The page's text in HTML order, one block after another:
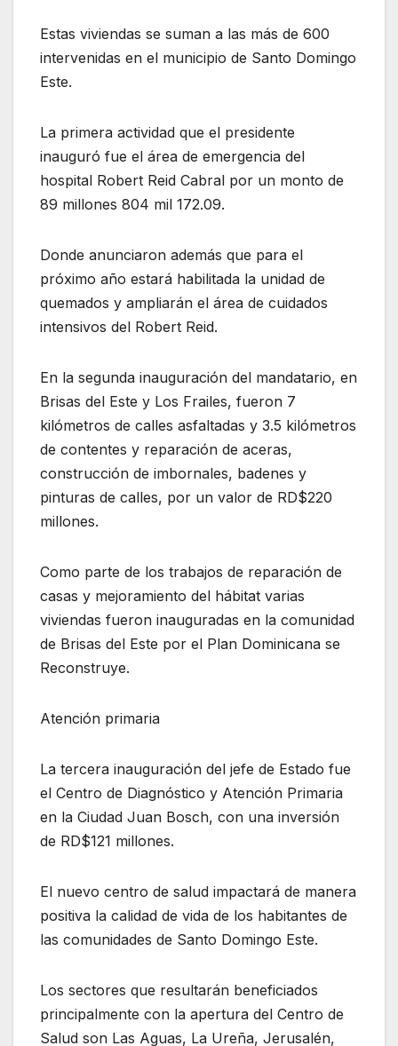
Estas viviendas se suman a las más de 600
intervenidas en el municipio de Santo Domingo
Este.
La primera actividad que el presidente
inauguró fue el área de emergencia del
hospital Robert Reid Cabral por un monto de
89 millones 804 mil 172.09.
Donde anunciaron además que para el
próximo año estará habilitada la unidad de
quemados y ampliarán el área de cuidados
intensivos del Robert Reid.
En la segunda inauguración del mandatario, en
Brisas del Este y Los Frailes, fueron 7
kilómetros de calles asfaltadas y 3.5 kilómetros
de contentes y reparación de aceras,
construcción de imbornales, badenes y
pinturas de calles, por un valor de RD$220
millones.
Como parte de los trabajos de reparación de
casas y mejoramiento del hábitat varias
viviendas fueron inauguradas en la comunidad
de Brisas del Este por el Plan Dominicana se
Reconstruye.
Atención primaria
La tercera inauguración del jefe de Estado fue
el Centro de Diagnóstico y Atención Primaria
en la Ciudad Juan Bosch, con una inversión
de RD$121 millones.
El nuevo centro de salud impactará de manera
positiva la calidad de vida de los habitantes de
las comunidades de Santo Domingo Este.
Los sectores que resultarán beneficiados
principalmente con la apertura del Centro de
Salud son Las Aguas, La Ureña, Jerusalén,